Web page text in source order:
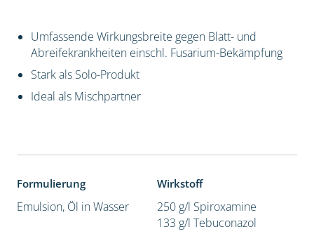
Umfassende Wirkungsbreite gegen Blatt- und
Abreifekrankheiten einschl. Fusarium-Bekämpfung
Stark als Solo-Produkt
Ideal als Mischpartner
Formulierung
Emulsion, Öl in Wasser
Wirkstoff
250 g/l Spiroxamine
133 g/l Tebuconazol